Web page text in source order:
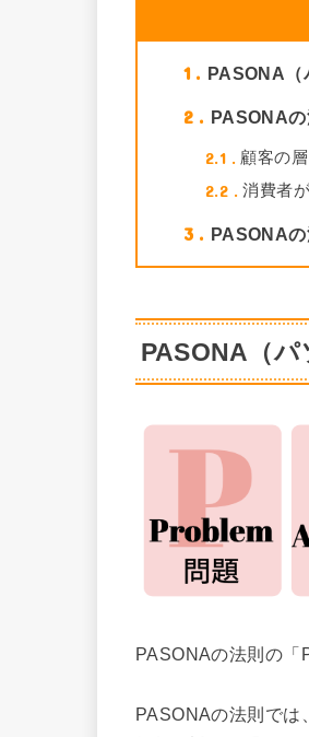
1 PASONA（
2 PASONAの
2.1 顧客の
2.2 消費者
3 PASONA
PASONA（パ
PASONAの法則の「
PASONAの法則では、